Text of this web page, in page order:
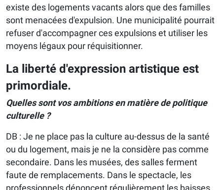
existe des logements vacants alors que des familles
sont menacées d'expulsion. Une municipalité pourrait
refuser d'accompagner ces expulsions et utiliser les
moyens légaux pour réquisitionner.
La liberté d'expression artistique est
primordiale.
Quelles sont vos ambitions en matière de politique
culturelle ?
DB : Je ne place pas la culture au-dessus de la santé
ou du logement, mais je ne la considère pas comme
secondaire. Dans les musées, des salles ferment
faute de remplacements. Dans le spectacle, les
professionnels dénoncent régulièrement les baisses